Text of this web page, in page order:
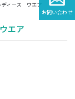
ィース ウエア
エア
お問い合わせ